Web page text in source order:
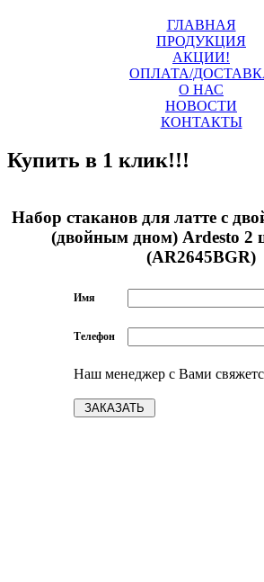
ГЛАВНАЯ
ПРОДУКЦИЯ
АКЦИИ!
ОПЛАТА/
О НАС
НОВОСТИ
КОНТАКТЫ
Купить в 1 клик!!!
Набор стаканов для латте с
(двойным дном) Ardesto 2
(AR2645BGR)
Имя
Телефон
Наш менеджер с Вами